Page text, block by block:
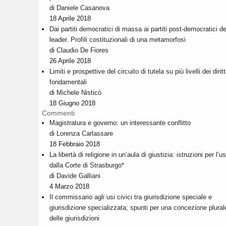
di Daniele Casanova
18 Aprile 2018
Dai partiti democratici di massa ai partiti post-democratici del
leader. Profili costituzionali di una metamorfosi
di Claudio De Fiores
26 Aprile 2018
Limiti e prospettive del circuito di tutela su più livelli dei diritti
fondamentali
di Michele Nisticò
18 Giugno 2018
Commenti
Magistratura e governo: un interessante conflitto
di
Lorenza Carlassare
18 Febbraio 2018
La libertà di religione in un’aula di giustizia: istruzioni per
dalla Corte di Strasburgo*
di Davide Galliani
4 Marzo 2018
Il commissario agli usi civici tra giurisdizione speciale e
giurisdizione specializzata; spunti per una concezione
delle giurisdizioni